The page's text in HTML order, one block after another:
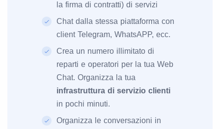
la firma di contratti) di servizi
Chat dalla stessa piattaforma con
client Telegram, WhatsAPP, ecc.
Crea un numero illimitato di
reparti e operatori per la tua Web
Chat. Organizza la tua
infrastruttura di servizio clienti
in pochi minuti.
Organizza le conversazioni in